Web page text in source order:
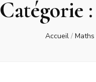
Catégorie :
Accueil / Maths